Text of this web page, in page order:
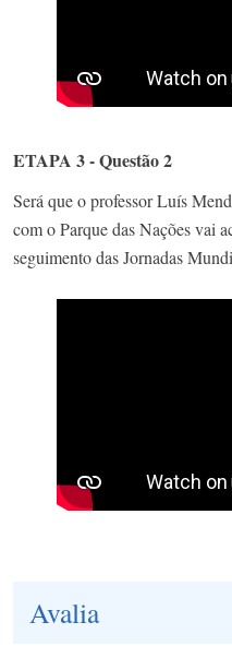
ETAPA 3 - Questão 2
Será que o professor Luís
com o Parque das Nações vai
seguimento das Jornadas
Avalia